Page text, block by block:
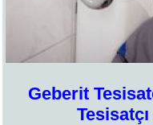
Geberit